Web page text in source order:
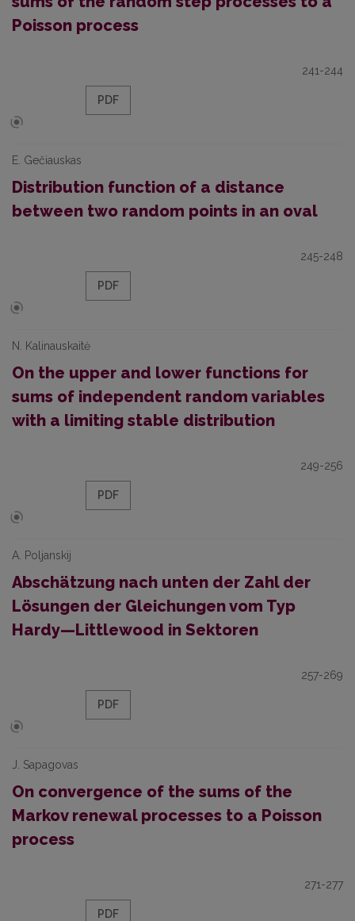
Poisson process
241-244
PDF
E. Gečiauskas
Distribution function of a distance
between two random points in an oval
245-248
PDF
N. Kalinauskaitė
On the upper and lower functions for
sums of independent random variables
with a limiting stable distribution
249-256
PDF
A. Poljanskij
Abschätzung nach unten der Zahl der
Lösungen der Gleichungen vom Typ
Hardy—Littlewood in Sektoren
257-269
PDF
J. Sapagovas
On convergence of the sums of the
Markov renewal processes to a Poisson
process
271-277
PDF